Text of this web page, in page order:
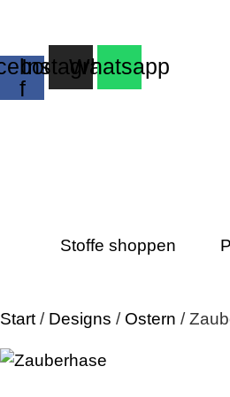
f
InstagramWhatsapp
Stoffe shoppen
Start / Designs / Ostern /